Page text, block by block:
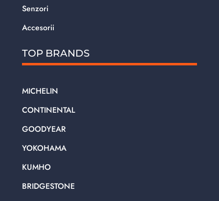
Senzori
Accesorii
TOP BRANDS
MICHELIN
CONTINENTAL
GOODYEAR
YOKOHAMA
KUMHO
BRIDGESTONE